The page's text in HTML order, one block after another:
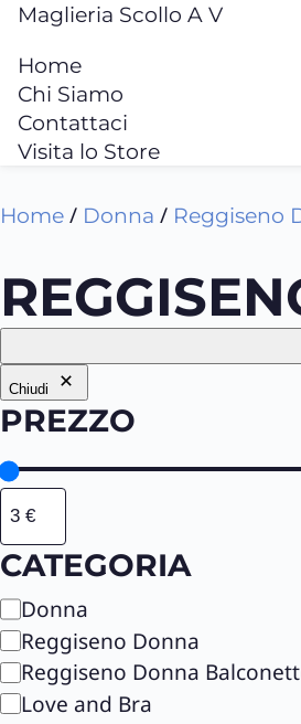
Maglieria Scollo A V
Home
Chi Siamo
Contattaci
Visita lo Store
Home / Donna / Reggiseno
Chiudi
PREZZO
CATEGORIA
C
a
t
e
Donna
Reggiseno Donna
Reggiseno Donna
Love and Bra